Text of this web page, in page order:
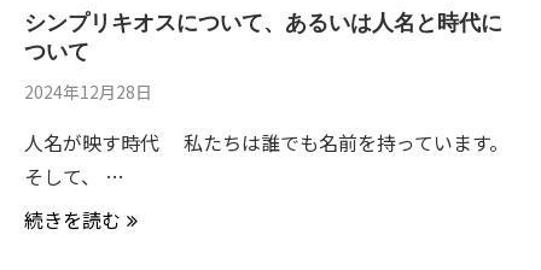
シンプリキオスについて、あるいは人名と時代に
ついて
2024年12月28日
人名が映す時代 私たちは誰でも名前を持っています。
そして、 …
続きを読む